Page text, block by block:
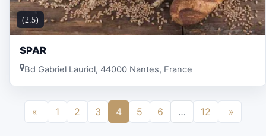
(2.5)
SPAR
Bd Gabriel Lauriol, 44000 Nantes, France
« 1 2 3 4 5 6 … 12 »